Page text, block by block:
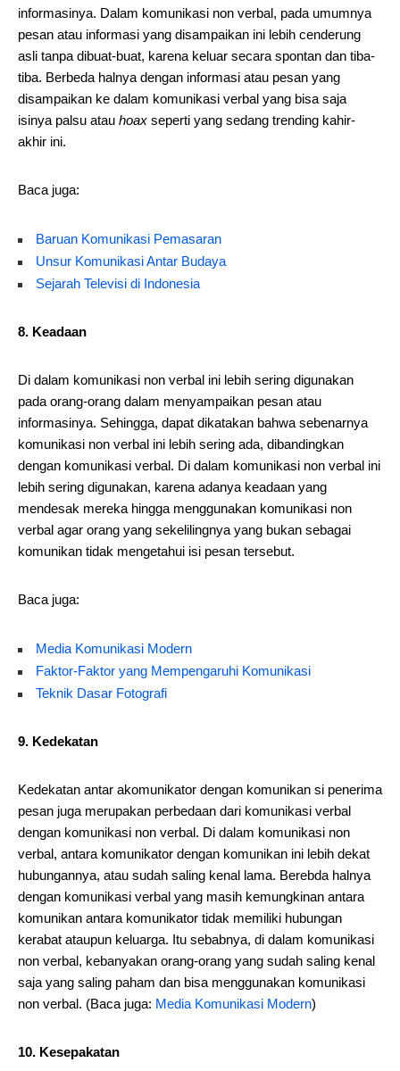
informasinya. Dalam komunikasi non verbal, pada umumnya
pesan atau informasi yang disampaikan ini lebih cenderung
asli tanpa dibuat-buat, karena keluar secara spontan dan tiba-
tiba. Berbeda halnya dengan informasi atau pesan yang
disampaikan ke dalam komunikasi verbal yang bisa saja
isinya palsu atau hoax seperti yang sedang trending kahir-
akhir ini.
Baca juga:
Baruan Komunikasi Pemasaran
Unsur Komunikasi Antar Budaya
Sejarah Televisi di Indonesia
8. Keadaan
Di dalam komunikasi non verbal ini lebih sering digunakan
pada orang-orang dalam menyampaikan pesan atau
informasinya. Sehingga, dapat dikatakan bahwa sebenarnya
komunikasi non verbal ini lebih sering ada, dibandingkan
dengan komunikasi verbal. Di dalam komunikasi non verbal ini
lebih sering digunakan, karena adanya keadaan yang
mendesak mereka hingga menggunakan komunikasi non
verbal agar orang yang sekelilingnya yang bukan sebagai
komunikan tidak mengetahui isi pesan tersebut.
Baca juga:
Media Komunikasi Modern
Faktor-Faktor yang Mempengaruhi Komunikasi
Teknik Dasar Fotografi
9. Kedekatan
Kedekatan antar akomunikator dengan komunikan si penerima
pesan juga merupakan perbedaan dari komunikasi verbal
dengan komunikasi non verbal. Di dalam komunikasi non
verbal, antara komunikator dengan komunikan ini lebih dekat
hubungannya, atau sudah saling kenal lama. Berebda halnya
dengan komunikasi verbal yang masih kemungkinan antara
komunikan antara komunikator tidak memiliki hubungan
kerabat ataupun keluarga. Itu sebabnya, di dalam komunikasi
non verbal, kebanyakan orang-orang yang sudah saling kenal
saja yang saling paham dan bisa menggunakan komunikasi
non verbal. (Baca juga: Media Komunikasi Modern)
10. Kesepakatan